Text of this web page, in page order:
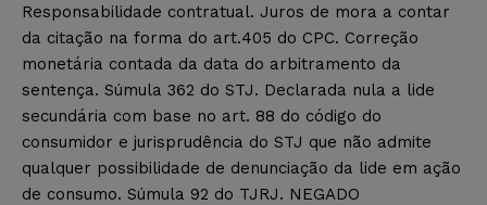
Responsabilidade contratual. Juros de mora a contar
da citação na forma do art.405 do CPC. Correção
monetária contada da data do arbitramento da
sentença. Súmula 362 do STJ. Declarada nula a lide
secundária com base no art. 88 do código do
consumidor e jurisprudência do STJ que não admite
qualquer possibilidade de denunciação da lide em ação
de consumo. Súmula 92 do TJRJ. NEGADO